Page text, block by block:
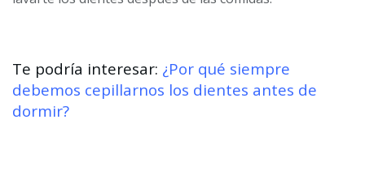
Te podría interesar: ¿Por qué siempre
debemos cepillarnos los dientes antes de
dormir?